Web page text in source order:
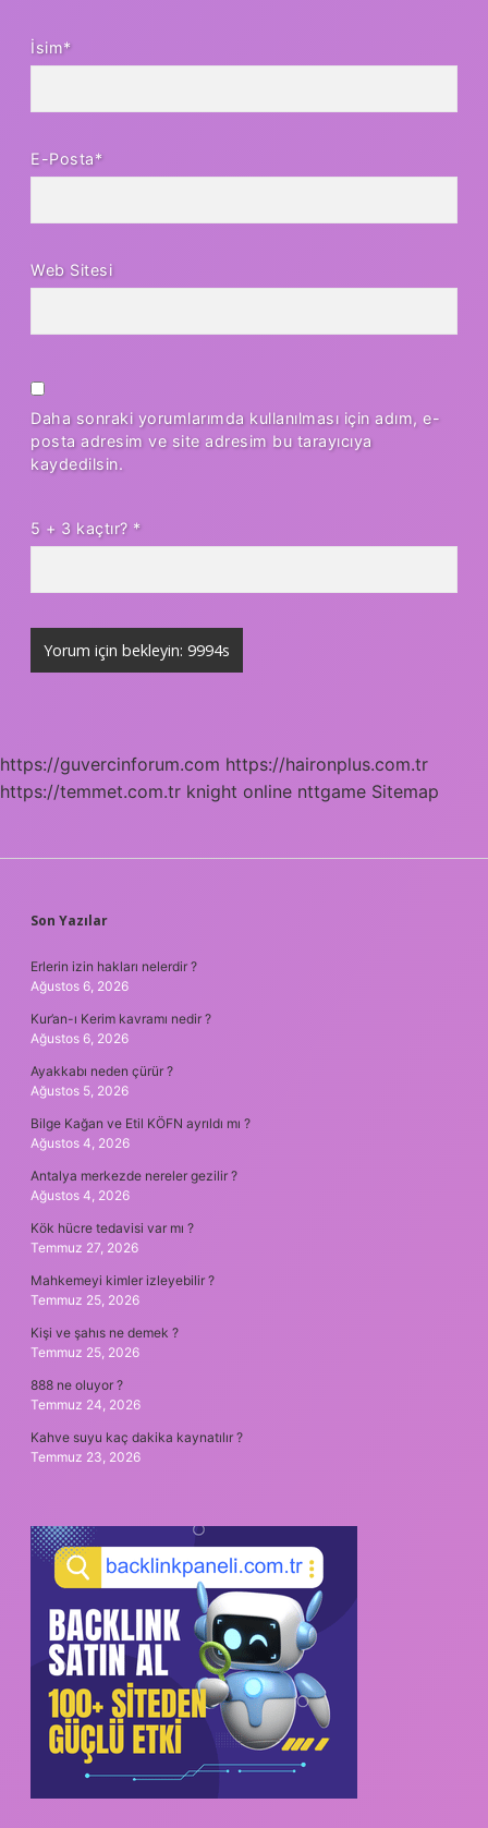
İsim*
E-Posta*
Web Sitesi
Daha sonraki yorumlarımda kullanılması için adım, e-
posta adresim ve site adresim bu tarayıcıya
kaydedilsin.
5 + 3 kaçtır? *
https://guvercinforum.com https://haironplus.com.tr
https://temmet.com.tr knight online nttgame Sitemap
SIDEBAR
Son Yazılar
Erlerin izin hakları nelerdir ?
Ağustos 6, 2026
Kur’an-ı Kerim kavramı nedir ?
Ağustos 6, 2026
Ayakkabı neden çürür ?
Ağustos 5, 2026
Bilge Kağan ve Etil KÖFN ayrıldı mı ?
Ağustos 4, 2026
Antalya merkezde nereler gezilir ?
Ağustos 4, 2026
Kök hücre tedavisi var mı ?
Temmuz 27, 2026
Mahkemeyi kimler izleyebilir ?
Temmuz 25, 2026
Kişi ve şahıs ne demek ?
Temmuz 25, 2026
888 ne oluyor ?
Temmuz 24, 2026
Kahve suyu kaç dakika kaynatılır ?
Temmuz 23, 2026